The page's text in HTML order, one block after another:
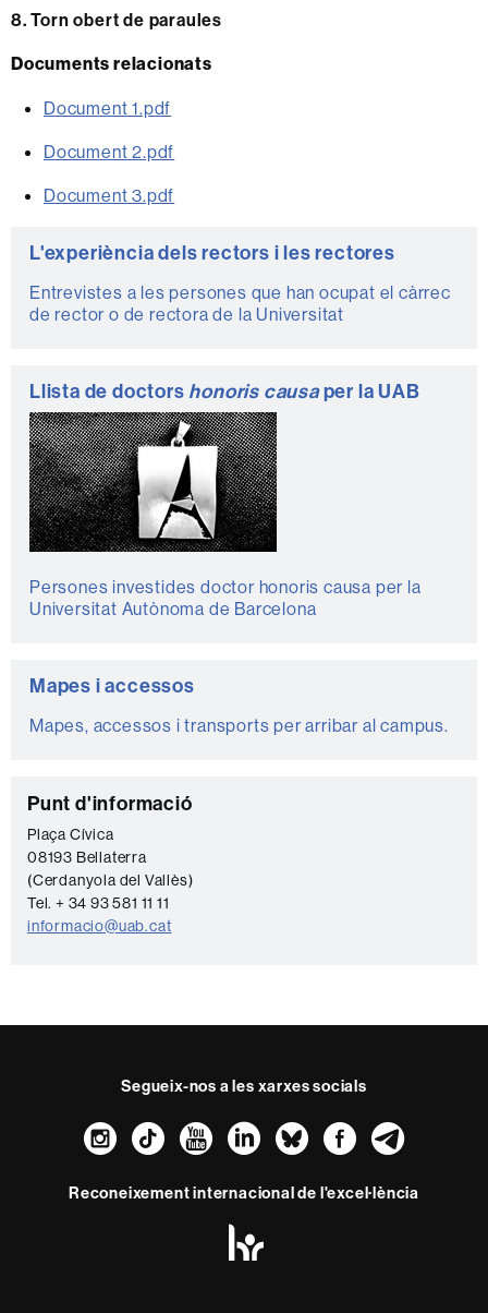
8. Torn obert de paraules
Documents relacionats
Document 1.pdf
Document 2.pdf
Document 3.pdf
Informació
complementària
L'experiència dels rectors i les rectores
Entrevistes a les persones que han ocupat el càrrec
de rector o de rectora de la Universitat
Llista de doctors honoris causaper la UAB
Persones investides doctor honoris causa per la
Universitat Autònoma de Barcelona
Mapes i accessos
Mapes, accessos i transports per arribar al campus.
C
o
n
t
a
e
Punt d'informació
Plaça Cívica
08193 Bellaterra
(Cerdanyola del Vallès)
Tel. + 34 93 581 11 11
informacio@uab.cat
Segueix-nos a les xarxes socials
Instagram
TikTokYouTube
LinkedIn
Bluesky
Reconeixement internacional de l'excel·lència